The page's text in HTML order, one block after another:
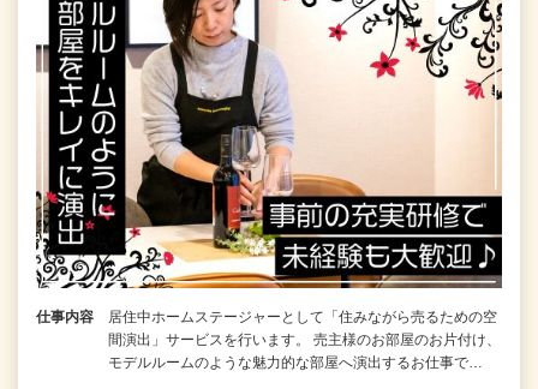
仕事内容
居住中ホームステージャーとして「住みながら売るための空
間演出」サービスを行います。 売主様のお部屋のお片付け、
モデルルームのような魅力的な部屋へ演出するお仕事で…